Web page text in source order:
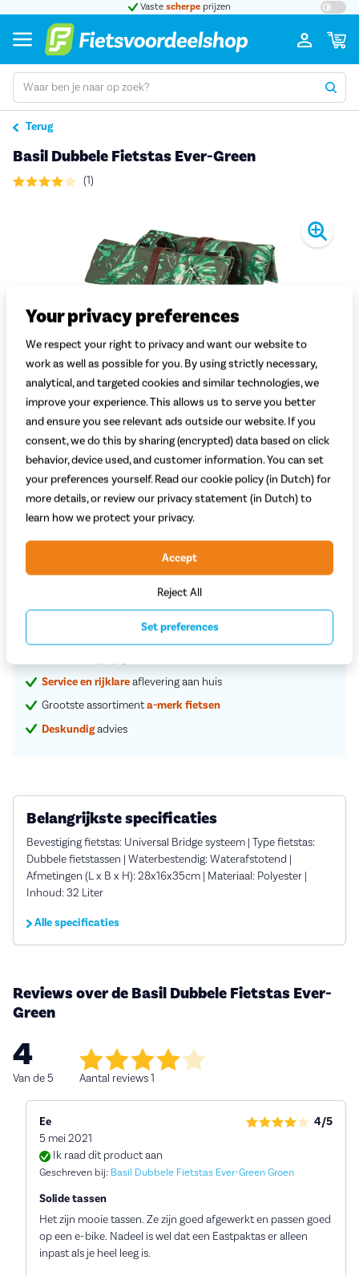
Vaste scherpe prijzen
Terug
Basil Dubbele Fietstas Ever-Green
(1)
Welke kleur kies je?
Groen
Beige
Op voorraad bij leverancier
Service en rijklareaflevering aan huis
Grootste assortimenta-merk fietsen
Deskundigadvies
Belangrijkste specificaties
Bevestiging fietstas: Universal Bridge systeem | Type fietstas:
Dubbele fietstassen | Waterbestendig: Waterafstotend |
Afmetingen (L x B x H): 28x16x35cm | Materiaal: Polyester |
Inhoud: 32 Liter
Alle specificaties
Reviews over de Basil Dubbele Fietstas Ever-
Green
4
Van de 5 Aantal reviews 1
Ee
5 mei 2021
4/5
Ik raad dit product aan
Geschreven bij: Basil Dubbele Fietstas Ever-Green Groen
Solide tassen
Het zijn mooie tassen. Ze zijn goed afgewerkt en passen goed
op een e-bike. Nadeel is wel dat een Eastpaktas er alleen
inpast als je heel leeg is.
Your privacy preferences
We respect your right to privacy and want our website to
work as well as possible for you. By using strictly necessary,
analytical, and targeted cookies and similar technologies, we
improve your experience. This allows us to serve you better
and ensure you see relevant ads outside our website. If you
consent, we do this by sharing (encrypted) data based on click
behavior, device used, and customer information. You can set
your preferences yourself. Read our cookie policy (in Dutch) for
more details, or review our privacy statement (in Dutch) to
learn how we protect your privacy.
Reject All
Accept
Set preferences